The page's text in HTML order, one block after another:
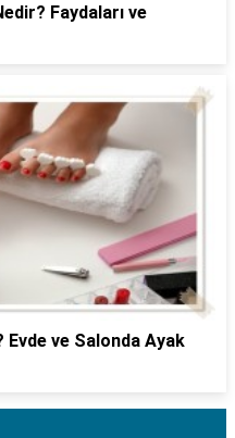
Faydaları ve
Evde ve Salonda Ayak